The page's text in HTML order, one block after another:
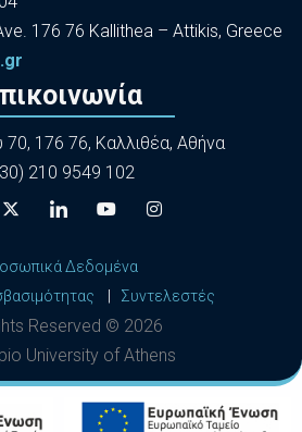
176 76 Kallithea – Attikis, Greece
70, 176 76, Καλλιθέα, Αθήνα
210 9549 102
Δεδομένα
Συντελεστές
Reserved © 2026
University of Athens